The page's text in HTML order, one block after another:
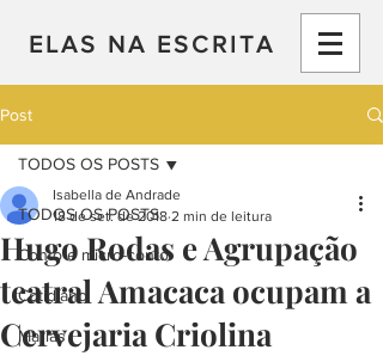
ELAS NA ESCRITA
Post
TODOS OS POSTS
Conto e micro-conto
Cotidiano
Marias
TODOS OS POSTS
Hugo Rodas e Agrupação
teatral Amacaca ocupam a
Cervejaria Criolina
Isabella de Andrade
18 de set. de 2018 2 min de leitura